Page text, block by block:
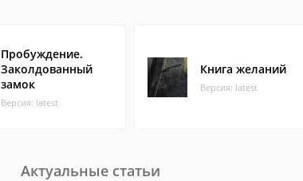
Пробуждение.
Заколдованный
замок
Версия: latest
Книга желаний
Версия: latest
Актуальные статьи